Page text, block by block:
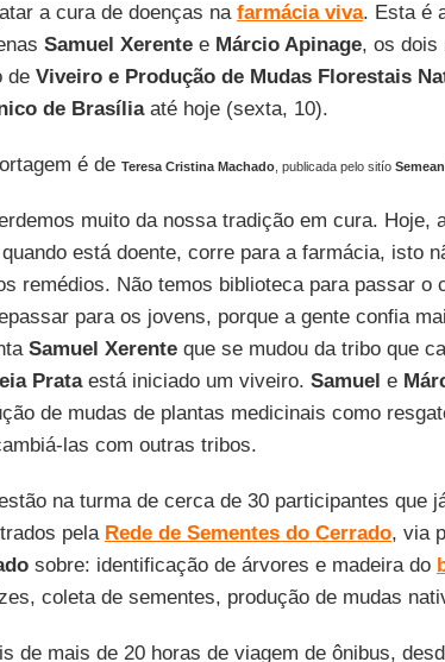
a cura de doenças na farmácia viva. Esta é
Samuel Xerentee Márcio Apinage, os dois
de Viveiro e Produção de Mudas Florestais
de Brasíliaaté hoje (sexta, 10).
é de Teresa Cristina Machado, publicada pelo sitío
muito da nossa tradição em cura. Hoje,
está doente, corre para a farmácia, isto
remédios. Não temos biblioteca para passar o
para os jovens, porque a gente confia
Samuel Xerenteque se mudou da tribo que
Prataestá iniciado um viveiro. Samuel e
de mudas de plantas medicinais como
las com outras tribos.
na turma de cerca de 30 participantes que
pela Rede de Sementes do Cerrado, via
sobre: identificação de árvores e madeira do
coleta de sementes, produção de mudas
de mais de 20 horas de viagem de ônibus,